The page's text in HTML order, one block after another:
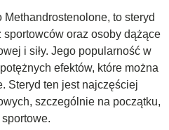
to steryd
oraz osoby dążące
i siły. Jego popularność w
efektów, które można
Steryd ten jest najczęściej
szczególnie na początku,